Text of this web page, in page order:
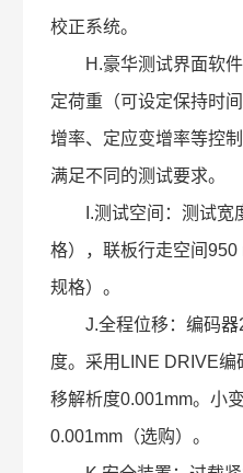
校正系统。
H.豪华测试界面软件
定荷重（可设定保持时
增率、定应变增率等控
满足不同的测试要求。
I.测试空间：测试宽
格），联板行走空间
规格）。
J.全程位移：编码器
度。采用LINE DRIVE
移解析度0.001mm。小
0.001mm（选购）。